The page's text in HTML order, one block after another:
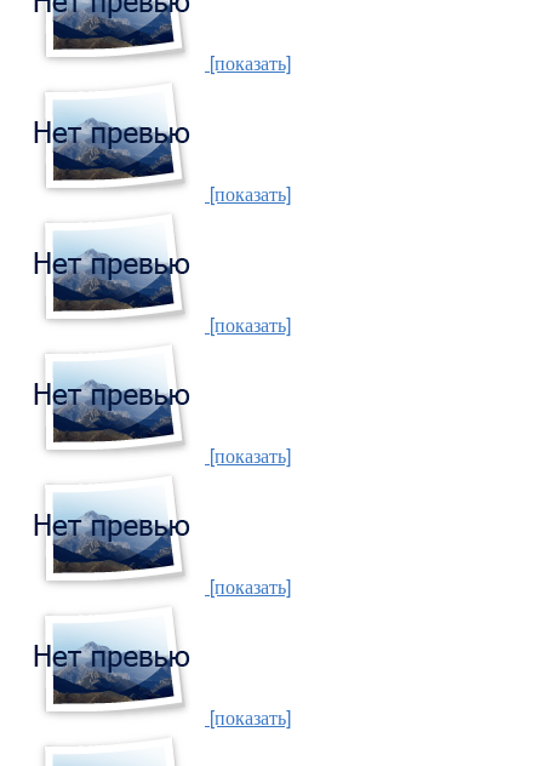
[показать]
[показать]
[показать]
[показать]
[показать]
[показать]